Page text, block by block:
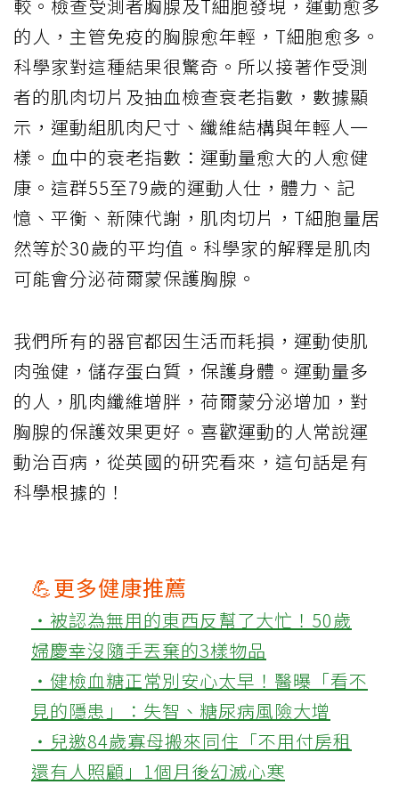
較。檢查受測者胸腺及T細胞發現，運動愈多
的人，主管免疫的胸腺愈年輕，T細胞愈多。
科學家對這種結果很驚奇。所以接著作受測
者的肌肉切片及抽血檢查衰老指數，數據顯
示，運動組肌肉尺寸、纖維結構與年輕人一
樣。血中的衰老指數：運動量愈大的人愈健
康。這群55至79歲的運動人仕，體力、記
憶、平衡、新陳代謝，肌肉切片，T細胞量居
然等於30歲的平均值。科學家的解釋是肌肉
可能會分泌荷爾蒙保護胸腺。
我們所有的器官都因生活而耗損，運動使肌
肉強健，儲存蛋白質，保護身體。運動量多
的人，肌肉纖維增胖，荷爾蒙分泌增加，對
胸腺的保護效果更好。喜歡運動的人常說運
動治百病，從英國的研究看來，這句話是有
科學根據的！
💪更多健康推薦
‧被認為無用的東西反幫了大忙！50歲
婦慶幸沒隨手丟棄的3樣物品
‧健檢血糖正常別安心太早！醫曝「看不
見的隱患」：失智、糖尿病風險大增
‧兒邀84歲寡母搬來同住「不用付房租
還有人照顧」1個月後幻滅心寒